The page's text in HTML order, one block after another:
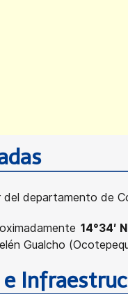
departamento de
14°34′ N
Gualcho